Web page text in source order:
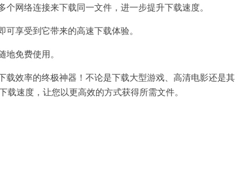
网络连接来下载同一文件，进一步提升下载速度。
享受到它带来的高速下载体验。
免费使用。
效率的终极神器！不论是下载大型游戏、高清电影还是其
速度，让您以更高效的方式获得所需文件。